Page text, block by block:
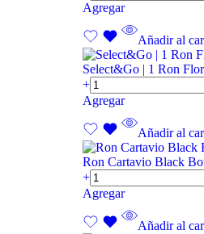
Agregar
Añadir al
Select&Go | 1 Ron
+
Agregar
Añadir al
Ron Cartavio Black
+
Agregar
Añadir al